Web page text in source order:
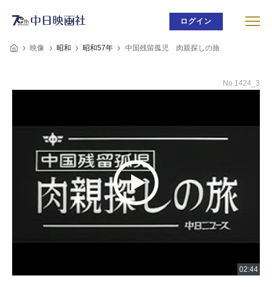
ログイン
映像 昭和 昭和57年 中国残留孤児 肉親探しの旅
No.1424_3